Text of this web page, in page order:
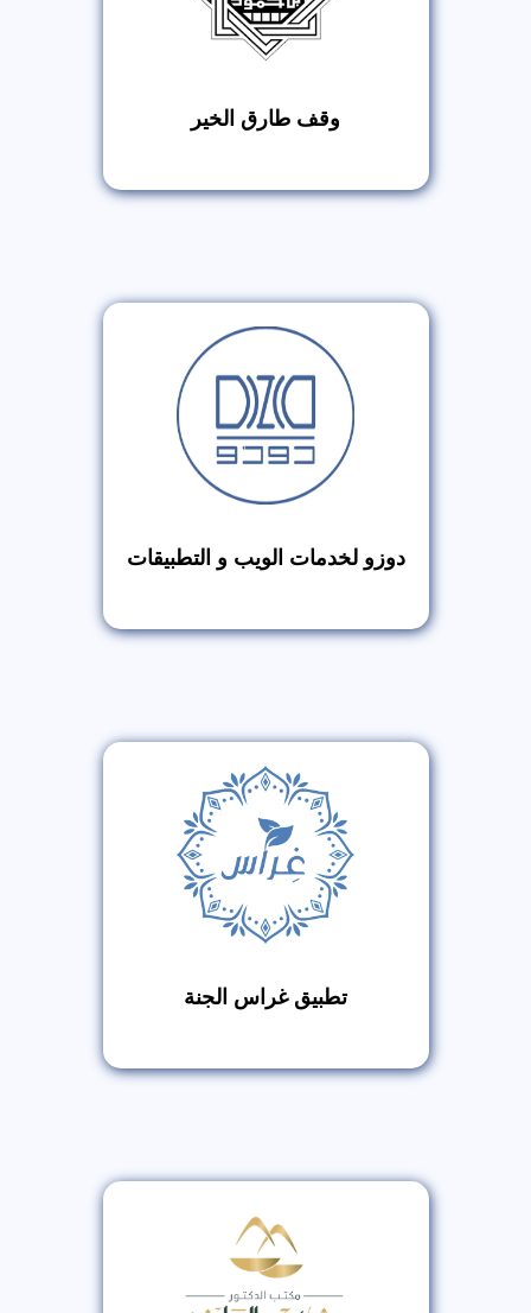
وقف طارق الخير
دوزو لخدمات الويب و التطبيقات
تطبيق غراس الجنة